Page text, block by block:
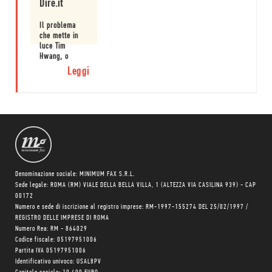
Dire.it
Il problema
che mette in
luce Tim
Hwang, o
meglio alcuni
dei problemi
digitale, è che
questa
macchina è
estremamente
opaca.
Leggi
Denominazione sociale: MINIMUM FAX S.R.L.
Sede legale: ROMA (RM) VIALE DELLA BELLA VILLA, 1 (ALTEZZA VIA CASILINA 939) - CAP
00172
Numero e sede di iscrizione al registro imprese: RM-1997-155274 DEL 25/02/1997 /
REGISTRO DELLE IMPRESE DI ROMA
Numero Rea: RM - 864029
Codice fiscale: 05197951006
Partita IVA 05197951006
Identificativo univoco: USAL8PV